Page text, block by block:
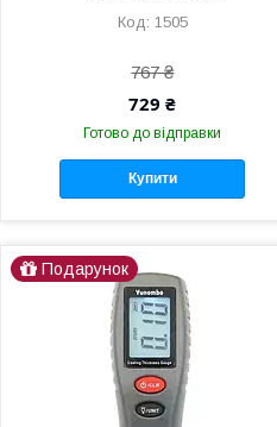
1505
767 ₴
729 ₴
Готово до відправки
Купити
Подарунок